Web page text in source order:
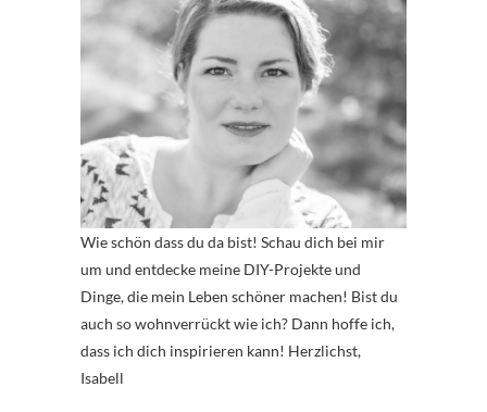
Wie schön dass du da bist! Schau dich bei mir
um und entdecke meine DIY-Projekte und
Dinge, die mein Leben schöner machen! Bist du
auch so wohnverrückt wie ich? Dann hoffe ich,
dass ich dich inspirieren kann! Herzlichst,
Isabell